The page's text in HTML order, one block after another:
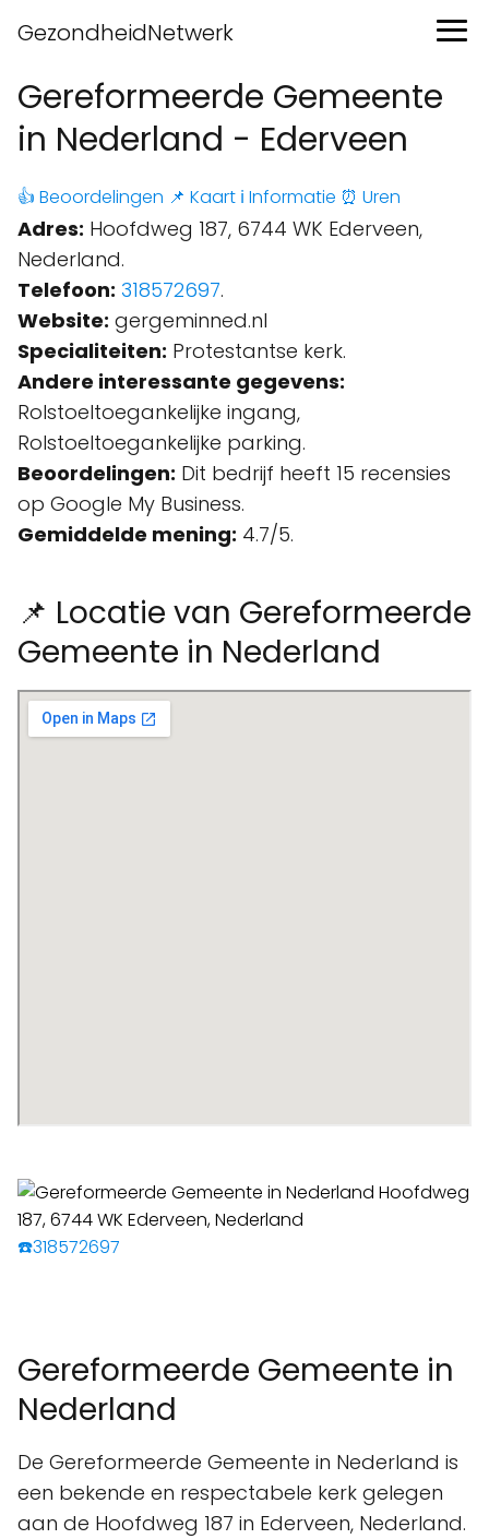
GezondheidNetwerk
Gereformeerde Gemeente
in Nederland - Ederveen
👍 Beoordelingen 📌 Kaart ℹ️ Informatie ⏰ Uren
Adres: Hoofdweg 187, 6744 WK Ederveen,
Nederland.
Telefoon: 318572697.
Website: gergeminned.nl
Specialiteiten: Protestantse kerk.
Andere interessante gegevens:
Rolstoeltoegankelijke ingang,
Rolstoeltoegankelijke parking.
Beoordelingen: Dit bedrijf heeft 15 recensies
op Google My Business.
Gemiddelde mening: 4.7/5.
📌 Locatie van Gereformeerde
Gemeente in Nederland
☎️318572697
Gereformeerde Gemeente in
Nederland
De Gereformeerde Gemeente in Nederland is
een bekende en respectabele kerk gelegen
aan de Hoofdweg 187 in Ederveen, Nederland.